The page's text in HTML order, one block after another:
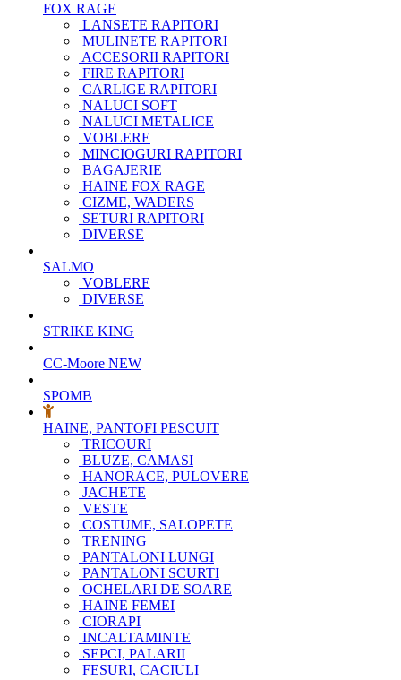
FOX RAGE
LANSETE RAPITORI
MULINETE RAPITORI
ACCESORII RAPITORI
FIRE RAPITORI
CARLIGE RAPITORI
NALUCI SOFT
NALUCI METALICE
VOBLERE
MINCIOGURI RAPITORI
BAGAJERIE
HAINE FOX RAGE
CIZME, WADERS
SETURI RAPITORI
DIVERSE
SALMO
VOBLERE
DIVERSE
STRIKE KING
CC-Moore NEW
SPOMB
HAINE, PANTOFI PESCUIT
TRICOURI
BLUZE, CAMASI
HANORACE, PULOVERE
JACHETE
VESTE
COSTUME, SALOPETE
TRENING
PANTALONI LUNGI
PANTALONI SCURTI
OCHELARI DE SOARE
HAINE FEMEI
CIORAPI
INCALTAMINTE
SEPCI, PALARII
FESURI, CACIULI